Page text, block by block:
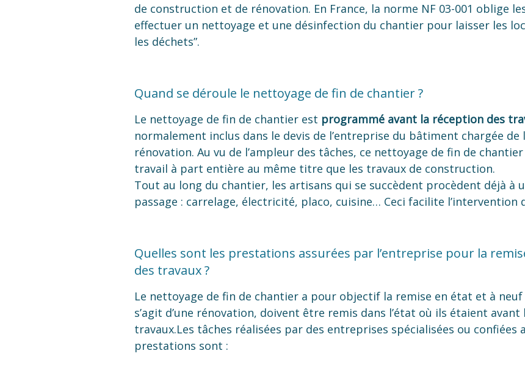
de construction et de rénovation. En France, la norme NF 03-001 oblige
effectuer un nettoyage et une désinfection du chantier pour laisser les
les déchets”.
Quand se déroule le nettoyage de fin de chantier ?
Le nettoyage de fin de chantier est programmé avant la réception des
normalement inclus dans le devis de l’entreprise du bâtiment chargée
rénovation. Au vu de l’ampleur des tâches, ce nettoyage de fin de
travail à part entière au même titre que les travaux de construction.
Tout au long du chantier, les artisans qui se succèdent procèdent déjà à
passage : carrelage, électricité, placo, cuisine… Ceci facilite l’intervention
Quelles sont les prestations assurées par l’entreprise pour la
des travaux ?
Le nettoyage de fin de chantier a pour objectif la remise en état et à neuf
s’agit d’une rénovation, doivent être remis dans l’état où ils étaient avant
travaux.Les tâches réalisées par des entreprises spécialisées ou confiées
prestations sont :